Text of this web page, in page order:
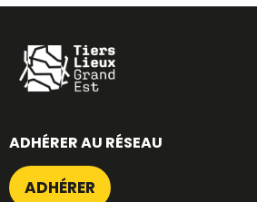
ADHÉRER AU RÉSEAU
ADHÉRER